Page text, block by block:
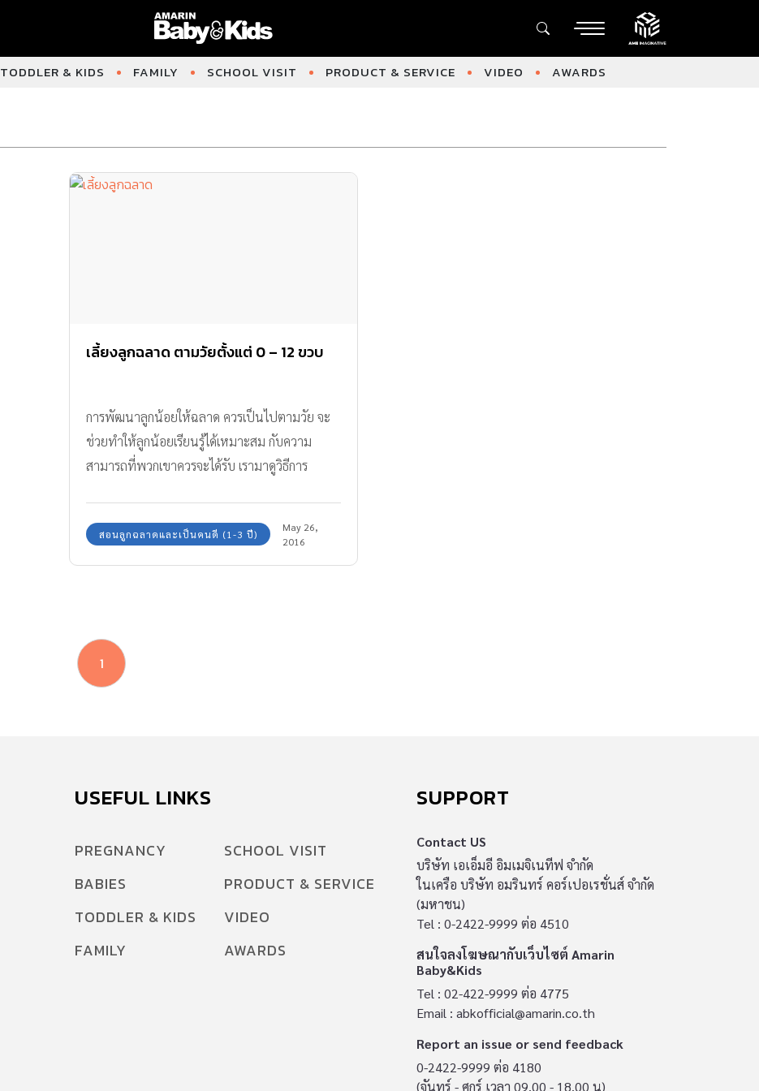
TODDLER & KIDS FAMILY SCHOOL VISIT PRODUCT & SERVICE VIDEO AWARDS
เลี้ยงลูกฉลาด ตามวัยตั้งแต่ 0 – 12 ขวบ
การพัฒนาลูกน้อยให้ฉลาด ควรเป็นไปตามวัย จะ
ช่วยทำให้ลูกน้อยเรียนรู้ได้เหมาะสม กับความ
สามารถที่พวกเขาควรจะได้รับ เรามาดูวิธีการ
0 – 12 ขวบ กันค่ะ
สอนลูกฉลาดและเป็นคนดี (1-3 ปี)
May 26,
2016
1
USEFUL LINKS
PREGNANCY
BABIES
TODDLER & KIDS
FAMILY
SCHOOL VISIT
PRODUCT & SERVICE
VIDEO
AWARDS
SUPPORT
Contact US
บริษัท เอเอ็มอี อิมเมจิเนทีฟ จำกัด
ในเครือ บริษัท อมรินทร์ คอร์เปอเรชั่นส์ จำกัด
(มหาชน)
Tel : 0-2422-9999 ต่อ 4510
สนใจลงโฆษณากับเว็บไซต์ Amarin
Baby&Kids
Tel : 02-422-9999 ต่อ 4775
Email : abkofficial@amarin.co.th
Report an issue or send feedback
0-2422-9999 ต่อ 4180
(จันทร์ - ศุกร์ เวลา 09.00 - 18.00 น)